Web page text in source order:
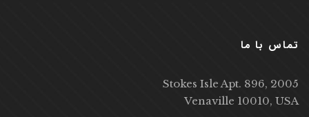
تماس با ما
2005 Stokes Isle Apt. 896,
Venaville 10010, USA